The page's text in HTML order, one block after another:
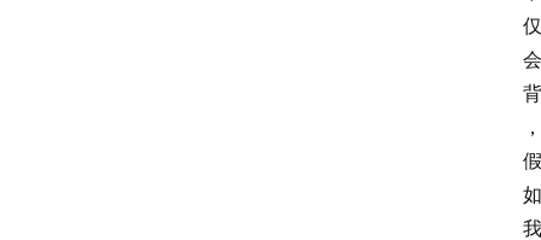
仅
会
背
，
假
如
我